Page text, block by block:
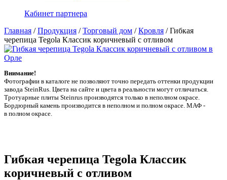
Кабинет партнера
Главная /Продукция /Торговый дом /Кровля /Гибкая
черепица Tegola Классик коричневый с отливом
Внимание!
Фотографии в каталоге не позволяют точно передать оттенки продукции
заводa SteinRus. Цвета на сайте и цвета в реальности могут отличаться.
Тротуарные плиты Steinrus производятся только в неполном окрасе.
Бордюрный камень производится в неполном и полном окрасе. МАФ -
в полном окрасе.
Гибкая черепица Tegola Классик
коричневый с отливом